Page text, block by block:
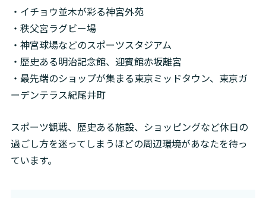
・イチョウ並木が彩る神宮外苑
・秩父宮ラグビー場
・神宮球場などのスポーツスタジアム
・歴史ある明治記念館、迎賓館赤坂離宮
・最先端のショップが集まる東京ミッドタウン、東京ガ
ーデンテラス紀尾井町
スポーツ観戦、歴史ある施設、ショッピングなど休日の
過ごし方を迷ってしまうほどの周辺環境があなたを待っ
ています。